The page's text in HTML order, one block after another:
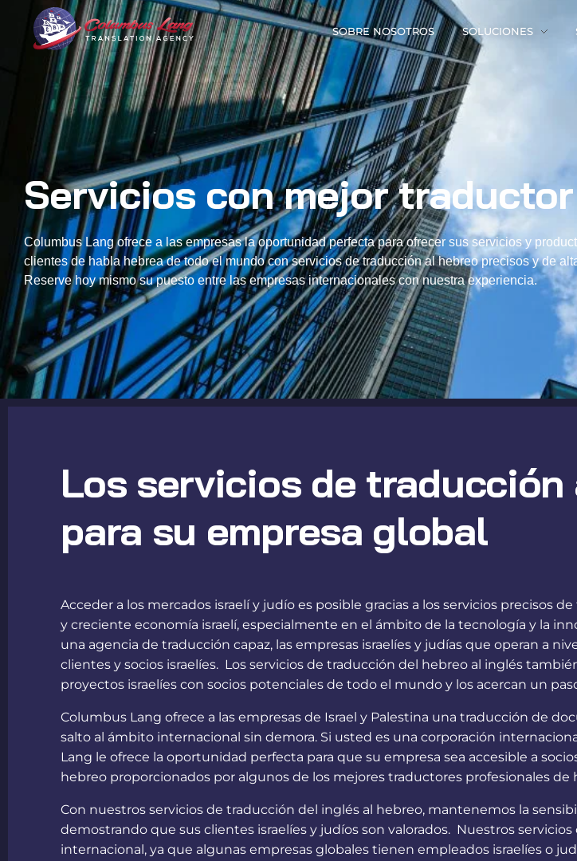
Columbus Lang
SOBRE NOSOTROS SOLUCIONES
Servicios con mejor
Columbus Lang ofrece a las empresas la oportunidad perfecta para ofrecer sus servicios y
clientes de habla hebrea de todo el mundo con servicios de traducción al hebreo precisos y de
Reserve hoy mismo su puesto entre las empresas internacionales con nuestra experiencia.
Los servicios de
para su empresa global
Acceder a los mercados israelí y judío es posible gracias a los servicios precisos
y creciente economía israelí, especialmente en el ámbito de la tecnología y la
una agencia de traducción capaz, las empresas israelíes y judías que operan a
clientes y socios israelíes. Los servicios de traducción del hebreo al inglés
proyectos israelíes con socios potenciales de todo el mundo y los acercan un
Columbus Lang ofrece a las empresas de Israel y Palestina una traducción de
salto al ámbito internacional sin demora. Si usted es una corporación
Lang le ofrece la oportunidad perfecta para que su empresa sea accesible a
hebreo proporcionados por algunos de los mejores traductores profesionales de
Con nuestros servicios de traducción del inglés al hebreo, mantenemos la
demostrando que sus clientes israelíes y judíos son valorados. Nuestros
internacional, ya que algunas empresas globales tienen empleados israelíes o